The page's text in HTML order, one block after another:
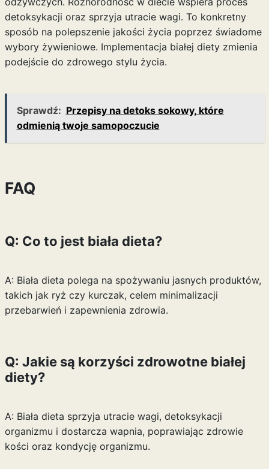
detoksykacji oraz sprzyja utracie wagi. To konkretny
sposób na polepszenie jakości życia poprzez świadome
wybory żywieniowe. Implementacja białej diety zmienia
podejście do zdrowego stylu życia.
Sprawdź: Przepisy na detoks sokowy, które
odmienią twoje samopoczucie
FAQ
Q: Co to jest biała dieta?
A: Biała dieta polega na spożywaniu jasnych produktów,
takich jak ryż czy kurczak, celem minimalizacji
przebarwień i zapewnienia zdrowia.
Q: Jakie są korzyści zdrowotne białej
diety?
A: Biała dieta sprzyja utracie wagi, detoksykacji
organizmu i dostarcza wapnia, poprawiając zdrowie
kości oraz kondycję organizmu.